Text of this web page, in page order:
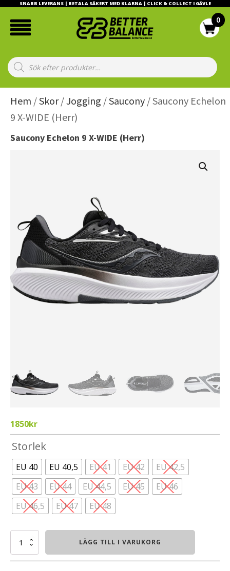
SNABB LEVERANS | BETALA SÄKERT MED KLARNA | CLICK & COLLECT I GÄVLE
Products
search
Hem /Skor/Jogging /Saucony / Saucony Echelon
9 X-WIDE (Herr)
Saucony Echelon 9 X-WIDE (Herr)
1850kr
Storlek
EU 40 EU 40,5 EU 41 EU 42
EU 42,5
EU 43
EU 44 EU 44,5 EU 45
EU 46
EU 46,5
EU 47 EU 48
Saucony
9
LÄGG TILL I VARUKORG